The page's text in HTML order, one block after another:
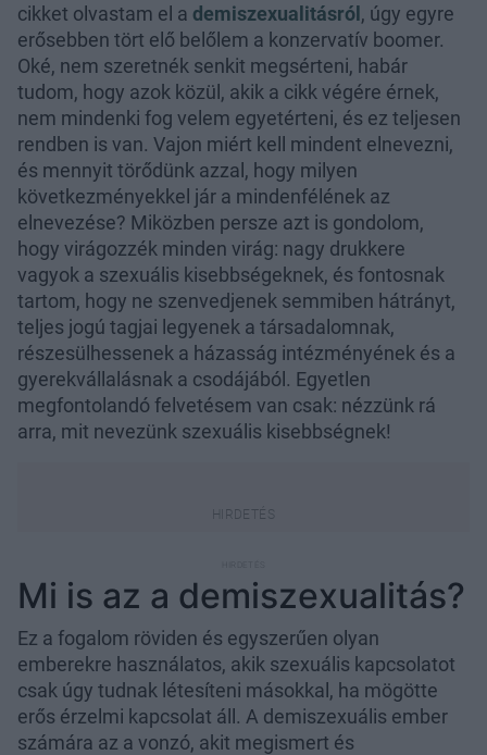
cikket olvastam el a demiszexualitásról, úgy egyre
erősebben tört elő belőlem a konzervatív boomer.
Oké, nem szeretnék senkit megsérteni, habár
tudom, hogy azok közül, akik a cikk végére érnek,
nem mindenki fog velem egyetérteni, és ez teljesen
rendben is van. Vajon miért kell mindent elnevezni,
és mennyit törődünk azzal, hogy milyen
következményekkel jár a mindenfélének az
elnevezése? Miközben persze azt is gondolom,
hogy virágozzék minden virág: nagy drukkere
vagyok a szexuális kisebbségeknek, és fontosnak
tartom, hogy ne szenvedjenek semmiben hátrányt,
teljes jogú tagjai legyenek a társadalomnak,
részesülhessenek a házasság intézményének és a
gyerekvállalásnak a csodájából. Egyetlen
megfontolandó felvetésem van csak: nézzünk rá
arra, mit nevezünk szexuális kisebbségnek!
Mi is az a demiszexualitás?
Ez a fogalom röviden és egyszerűen olyan
emberekre használatos, akik szexuális kapcsolatot
csak úgy tudnak létesíteni másokkal, ha mögötte
erős érzelmi kapcsolat áll. A demiszexuális ember
számára az a vonzó, akit megismert és